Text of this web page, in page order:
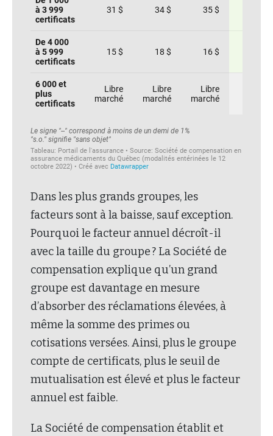
Dans les plus grands groupes, les
facteurs sont à la baisse, sauf exception.
Pourquoi le facteur annuel décroît-il
avec la taille du groupe ? La Société de
compensation explique qu’un grand
groupe est davantage en mesure
d’absorber des réclamations élevées, à
même la somme des primes ou
cotisations versées. Ainsi, plus le groupe
compte de certificats, plus le seuil de
mutualisation est élevé et plus le facteur
annuel est faible.
La Société de compensation établit et